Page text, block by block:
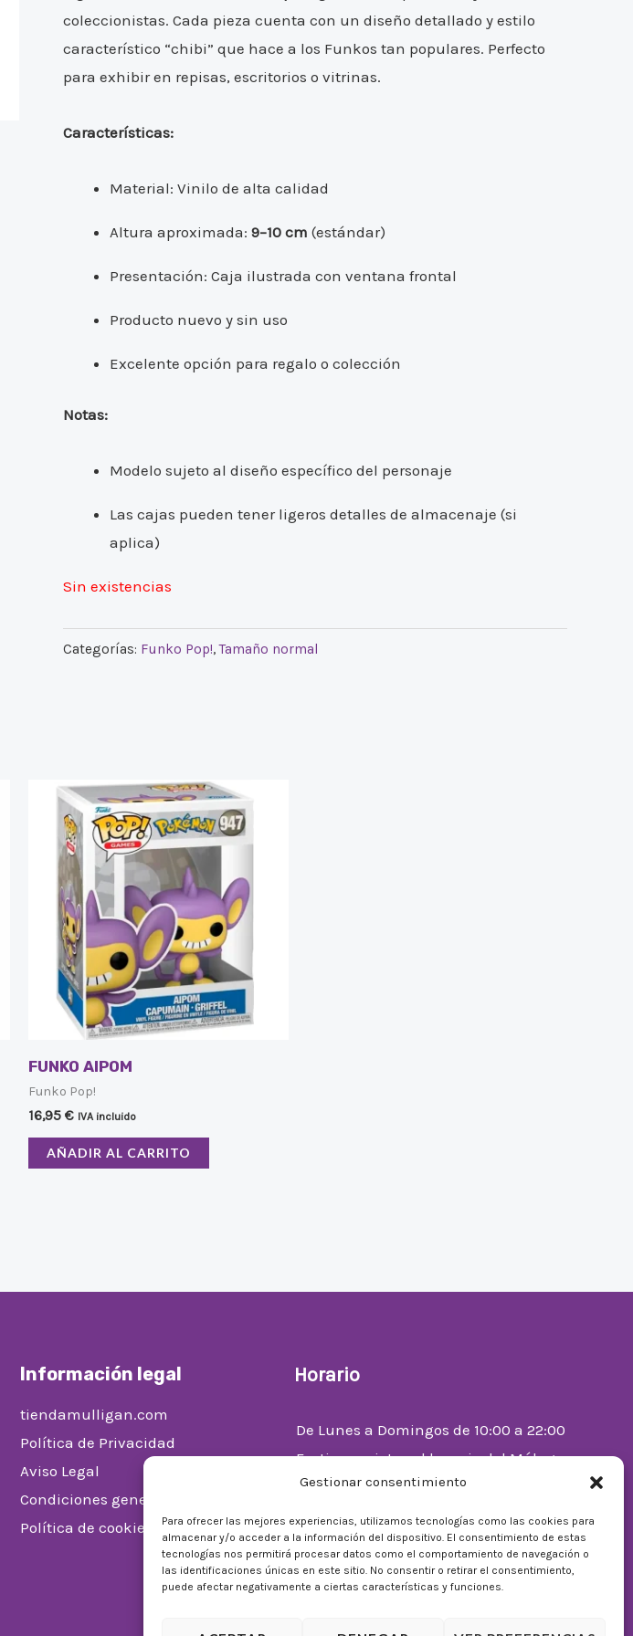
Gestionar consentimiento
Para ofrecer las mejores experiencias, utilizamos tecnologías como las cookies para
almacenar y/o acceder a la información del dispositivo. El consentimiento de estas
tecnologías nos permitirá procesar datos como el comportamiento de navegación o
las identificaciones únicas en este sitio. No consentir o retirar el consentimiento,
puede afectar negativamente a ciertas características y funciones.
coleccionistas. Cada pieza cuenta con un diseño detallado y estilo
característico “chibi” que hace a los Funkos tan populares. Perfecto
para exhibir en repisas, escritorios o vitrinas.
Características:
Material: Vinilo de alta calidad
Altura aproximada: 9–10 cm (estándar)
Presentación: Caja ilustrada con ventana frontal
Producto nuevo y sin uso
Excelente opción para regalo o colección
Notas:
Modelo sujeto al diseño específico del personaje
Las cajas pueden tener ligeros detalles de almacenaje (si
aplica)
Sin existencias
Categorías: Funko Pop!,Tamaño normal
FUNKO AIPOM
Funko Pop!
16,95 € IVA incluido
AÑADIR AL CARRITO
Información legal
tiendamulligan.com
Política de Privacidad
Aviso Legal
Condiciones generales de venta
Política de cookies (UE)
Horario
De Lunes a Domingos de 10:00 a 22:00
Festivos sujetos al horario del Málaga
Factory